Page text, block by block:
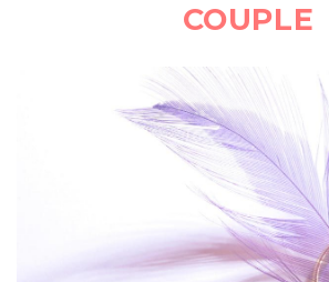
COUPLE